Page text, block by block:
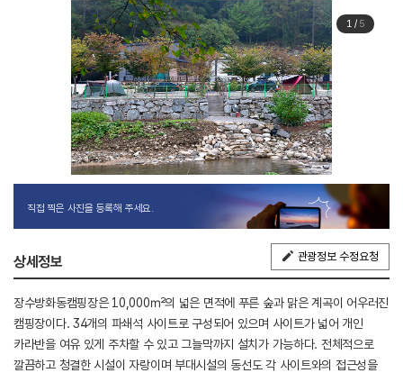
1/ 5
직접 찍은 사진을 등록해 주세요.
상세정보 관광정보 수정요청
장수방화동캠핑장은 10,000㎡의 넓은 면적에 푸른 숲과 맑은 계곡이 어우러진
캠핑장이다. 34개의 파쇄석 사이트로 구성되어 있으며 사이트가 넓어 개인
카라반을 여유 있게 주차할 수 있고 그늘막까지 설치가 가능하다. 전체적으로
깔끔하고 청결한 시설이 자랑이며 부대시설의 동선도 각 사이트와의 접근성을